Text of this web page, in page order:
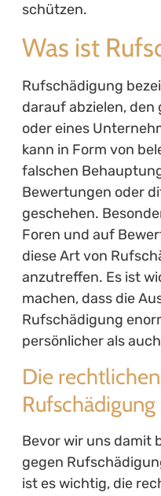
schützen.
Was ist
Rufschädigung
darauf abzielen, den
oder eines
kann in Form von
falschen
Bewertungen oder
geschehen.
Foren und auf
diese Art von
anzutreffen. Es ist
machen, dass die
Rufschädigung
persönlicher als
Die
Rufschädigung
Bevor wir uns damit
gegen
ist es wichtig, die